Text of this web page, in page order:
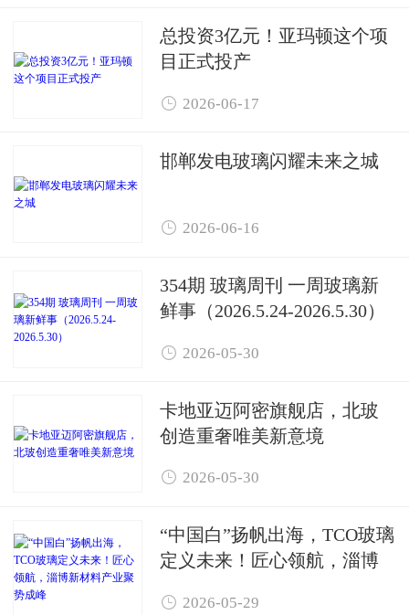
总投资3亿元！亚玛顿这个项
目正式投产
 2026-06-17
邯郸发电玻璃闪耀未来之城
 2026-06-16
354期 玻璃周刊 一周玻璃新
鲜事（2026.5.24-2026.5.30）
 2026-05-30
卡地亚迈阿密旗舰店，北玻
创造重奢唯美新意境
 2026-05-30
“中国白”扬帆出海，TCO玻璃
定义未来！匠心领航，淄博
 2026-05-29